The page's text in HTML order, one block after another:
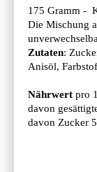
175 Gramm -
Die Mischung
Zutaten:
Anisöl,
Nährwert pro
davon
davon Zucker